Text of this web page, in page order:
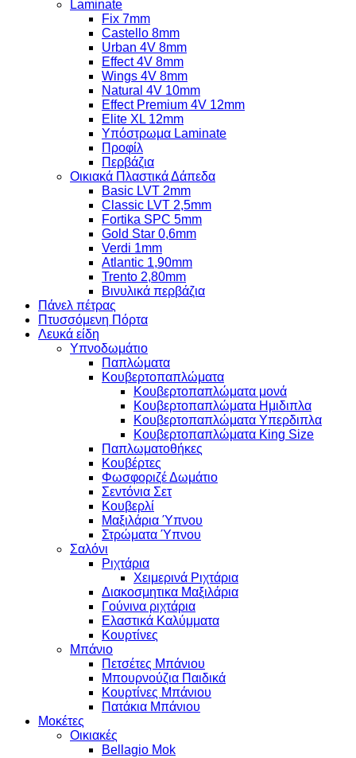
Laminate
Fix 7mm
Castello 8mm
Urban 4V 8mm
Effect 4V 8mm
Wings 4V 8mm
Natural 4V 10mm
Effect Premium 4V 12mm
Elite XL 12mm
Υπόστρωμα Laminate
Προφίλ
Περβάζια
Οικιακά Πλαστικά Δάπεδα
Basic LVT 2mm
Classic LVT 2,5mm
Fortika SPC 5mm
Gold Star 0,6mm
Verdi 1mm
Atlantic 1,90mm
Trento 2,80mm
Βινυλικά περβάζια
Πάνελ πέτρας
Πτυσσόμενη Πόρτα
Λευκά είδη
Υπνοδωμάτιο
Παπλώματα
Κουβερτοπαπλώματα
Κουβερτοπαπλώματα μονά
Κουβερτοπαπλώματα Ημιδιπλα
Κουβερτοπαπλώματα Υπερδιπλα
Κουβερτοπαπλώματα King Size
Παπλωματοθήκες
Κουβέρτες
Φωσφοριζέ Δωμάτιο
Σεντόνια Σετ
Κουβερλί
Μαξιλάρια Ύπνου
Στρώματα Ύπνου
Σαλόνι
Ριχτάρια
Χειμερινά Ριχτάρια
Διακοσμητικα Μαξιλάρια
Γούνινα ριχτάρια
Ελαστικά Καλύμματα
Κουρτίνες
Μπάνιο
Πετσέτες Μπάνιου
Μπουρνούζια Παιδικά
Κουρτίνες Μπάνιου
Πατάκια Μπάνιου
Μοκέτες
Οικιακές
Bellagio Mok